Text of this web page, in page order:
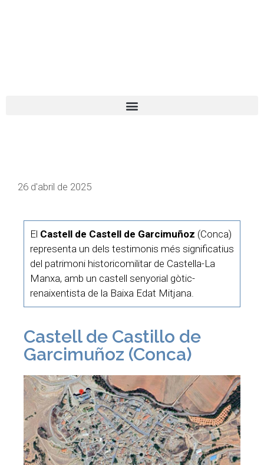
26 d'abril de 2025
El Castell de Castell de Garcimuñoz (Conca)
representa un dels testimonis més significatius
del patrimoni historicomilitar de Castella-La
Manxa, amb un castell senyorial gòtic-
renaixentista de la Baixa Edat Mitjana.
Castell de Castillo de
Garcimuñoz (Conca)